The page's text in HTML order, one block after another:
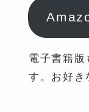
電子書籍版
す。お好き